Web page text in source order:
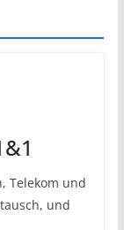
Telekom und
und